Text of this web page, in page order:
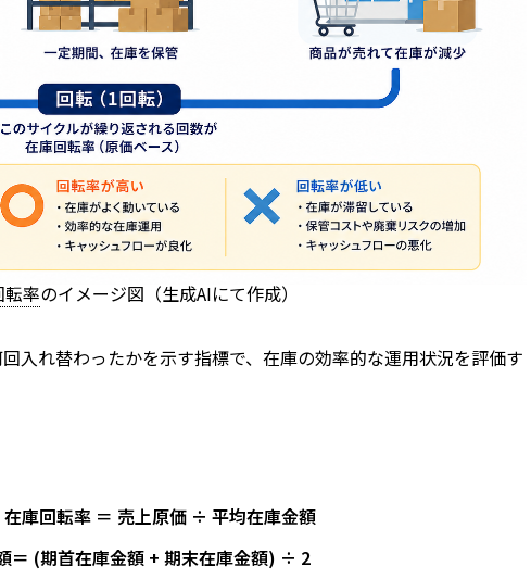
率のイメージ図（生成AIにて作成）
入れ替わったかを示す指標で、在庫の効率的な運用状況を評価す
庫回転率 ＝ 売上原価 ÷ 平均在庫金額
＝ (期首在庫金額 + 期末在庫金額) ÷ 2